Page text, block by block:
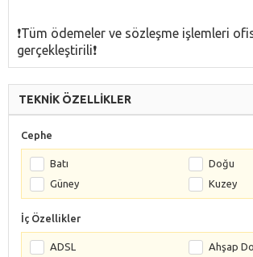
❗️Tüm ödemeler ve sözleşme işlemleri
gerçekleştirili❗️
TEKNİK ÖZELLİKLER
Cephe
Batı
Doğu
Güney
Kuzey
İç Özellikler
ADSL
Ahşap